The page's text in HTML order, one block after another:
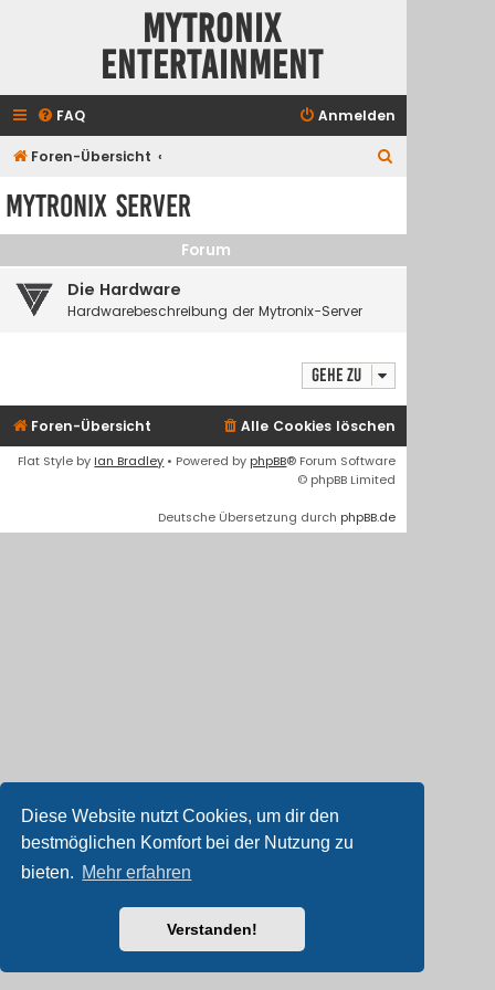
Diese Website nutzt Cookies, um dir den
bestmöglichen Komfort bei der Nutzung zu
bieten. Mehr erfahren
Verstanden!
Mytronix
Entertainment
FAQ Anmelden
Foren-Übersicht
e
Mytronix Server
Forum
Die Hardware
Hardwarebeschreibung der Mytronix-Server
Gehe zu
Foren-Übersicht Alle Cookies löschen
Flat Style by Ian Bradley • Powered by phpBB® Forum Software
© phpBB Limited
Deutsche Übersetzung durch phpBB.de